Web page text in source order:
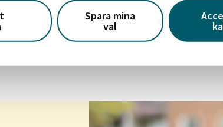
Spara mina
val
Stockholm
Kungsbron 2, 111 22 Stockholm